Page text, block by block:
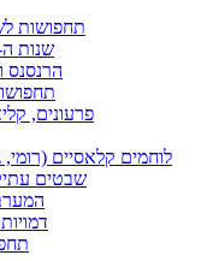
תחפושות לשנות ה-
שנות ה-60 וה-70 (היפים
הרנסנס והמאה
פרעונים,
לוחמים קלאסיים (רומי,
שבטים